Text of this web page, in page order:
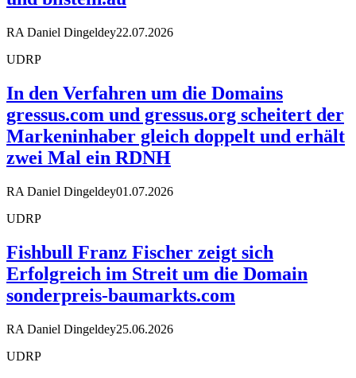
RA Daniel Dingeldey22.07.2026
UDRP
In den Verfahren um die Domains
gressus.com und gressus.org scheitert der
Markeninhaber gleich doppelt und erhält
zwei Mal ein RDNH
RA Daniel Dingeldey01.07.2026
UDRP
Fishbull Franz Fischer zeigt sich
Erfolgreich im Streit um die Domain
sonderpreis-baumarkts.com
RA Daniel Dingeldey25.06.2026
UDRP